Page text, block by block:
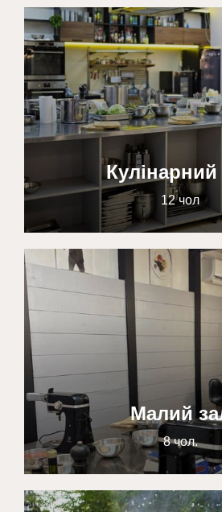
Кулінарний
12 чол
Малий
8 чол.